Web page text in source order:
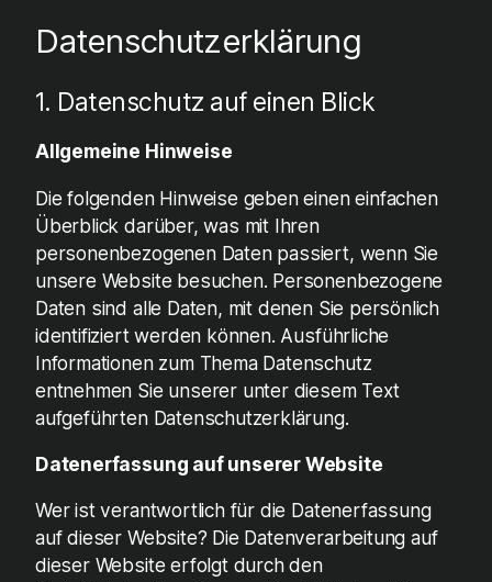
Datenschutzerklärung
1. Datenschutz auf einen Blick
Allgemeine Hinweise
Die folgenden Hinweise geben einen einfachen
Überblick darüber, was mit Ihren
personenbezogenen Daten passiert, wenn Sie
unsere Website besuchen. Personenbezogene
Daten sind alle Daten, mit denen Sie persönlich
identifiziert werden können. Ausführliche
Informationen zum Thema Datenschutz
entnehmen Sie unserer unter diesem Text
aufgeführten Datenschutzerklärung.
Datenerfassung auf unserer Website
Wer ist verantwortlich für die Datenerfassung
auf dieser Website? Die Datenverarbeitung auf
dieser Website erfolgt durch den